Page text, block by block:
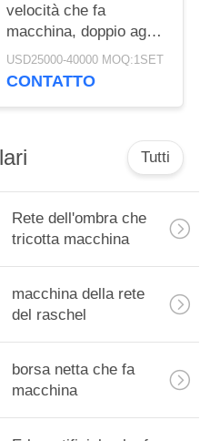
velocità che fa
macchina, doppio ago
Raschel che tricotta
macchina
USD25000-40000 MOQ:1SET
CONTATTO
Tutti
Rete dell'ombra che
tricotta macchina
macchina della rete
del raschel
borsa netta che fa
macchina